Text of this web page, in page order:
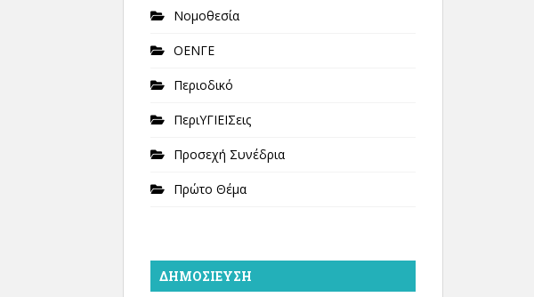
Νομοθεσία
ΟΕΝΓΕ
Περιοδικό
ΠεριΥΓΙΕΙΣεις
Προσεχή Συνέδρια
Πρώτο Θέμα
ΔΗΜΟΣΊΕΥΣΗ